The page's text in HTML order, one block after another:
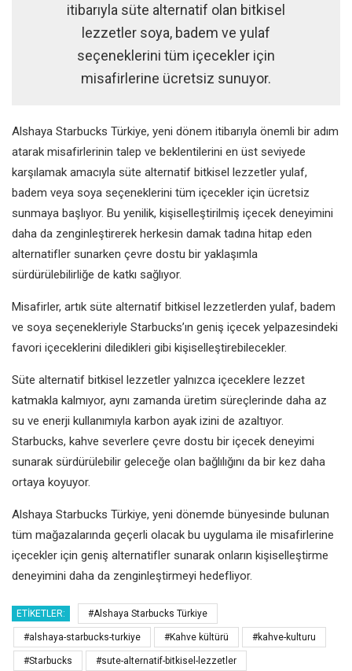
itibarıyla süte alternatif olan bitkisel
lezzetler soya, badem ve yulaf
seçeneklerini tüm içecekler için
misafirlerine ücretsiz sunuyor.
Alshaya Starbucks Türkiye, yeni dönem itibarıyla önemli bir adım
atarak misafirlerinin talep ve beklentilerini en üst seviyede
karşılamak amacıyla süte alternatif bitkisel lezzetler yulaf,
badem veya soya seçeneklerini tüm içecekler için ücretsiz
sunmaya başlıyor. Bu yenilik, kişiselleştirilmiş içecek deneyimini
daha da zenginleştirerek herkesin damak tadına hitap eden
alternatifler sunarken çevre dostu bir yaklaşımla
sürdürülebilirliğe de katkı sağlıyor.
Misafirler, artık süte alternatif bitkisel lezzetlerden yulaf, badem
ve soya seçenekleriyle Starbucks’ın geniş içecek yelpazesindeki
favori içeceklerini diledikleri gibi kişiselleştirebilecekler.
Süte alternatif bitkisel lezzetler yalnızca içeceklere lezzet
katmakla kalmıyor, aynı zamanda üretim süreçlerinde daha az
su ve enerji kullanımıyla karbon ayak izini de azaltıyor.
Starbucks, kahve severlere çevre dostu bir içecek deneyimi
sunarak sürdürülebilir geleceğe olan bağlılığını da bir kez daha
ortaya koyuyor.
Alshaya Starbucks Türkiye, yeni dönemde bünyesinde bulunan
tüm mağazalarında geçerli olacak bu uygulama ile misafirlerine
içecekler için geniş alternatifler sunarak onların kişiselleştirme
deneyimini daha da zenginleştirmeyi hedefliyor.
ETIKETLER: #Alshaya Starbucks Türkiye
#alshaya-starbucks-turkiye #Kahve kültürü #kahve-kulturu
#Starbucks #sute-alternatif-bitkisel-lezzetler